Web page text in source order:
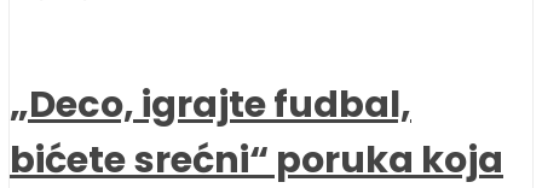
„Deco, igrajte fudbal,
bićete srećni“ poruka koja